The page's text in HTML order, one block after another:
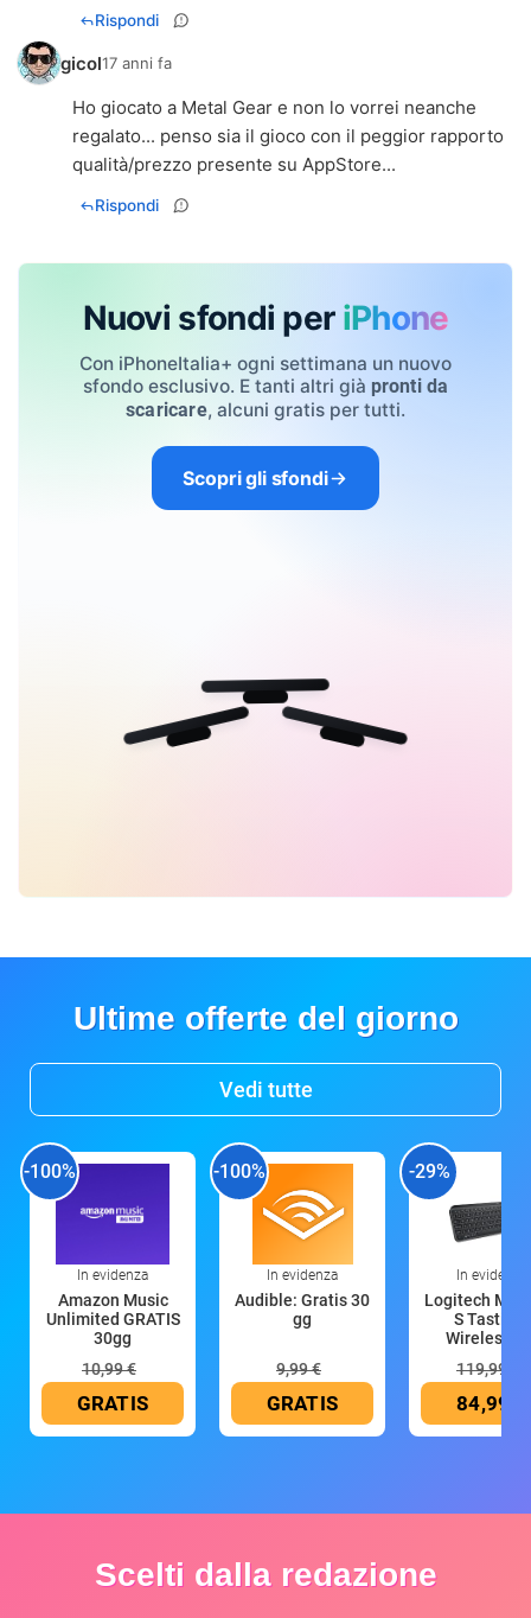
Rispondi
gicol17 anni fa
Ho giocato a Metal Gear e non lo vorrei neanche
regalato... penso sia il gioco con il peggior rapporto
qualità/prezzo presente su AppStore...
Rispondi
Nuovi sfondi per iPhone
Con iPhoneItalia+ ogni settimana un nuovo
sfondo esclusivo. E tanti altri già pronti da
scaricare, alcuni gratis per tutti.
Scopri gli sfondi
Ultime offerte del giorno
Vedi tutte
-100%
In evidenza
Amazon Music
Unlimited GRATIS
30gg
10,99 €
GRATIS
-100%
In evidenza
Audible: Gratis 30
gg
9,99 €
GRATIS
-29%
In evidenza
Logitech MX
S Tastiera
Wireless
119,99 €
84,99 €
Scelti dalla redazione